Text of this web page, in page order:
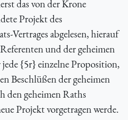
das von der Krone
Projekt des
Vertrages abgelesen, hierauf
und der geheimen
{5r} einzelne Proposition,
Beschlüßen der geheimen
den geheimen Raths
Projekt vorgetragen werde.